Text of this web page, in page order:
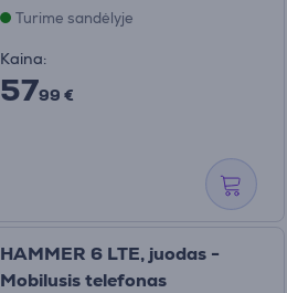
Turime sandėlyje
Kaina:
5799 €
HAMMER 6 LTE, juodas -
Mobilusis telefonas